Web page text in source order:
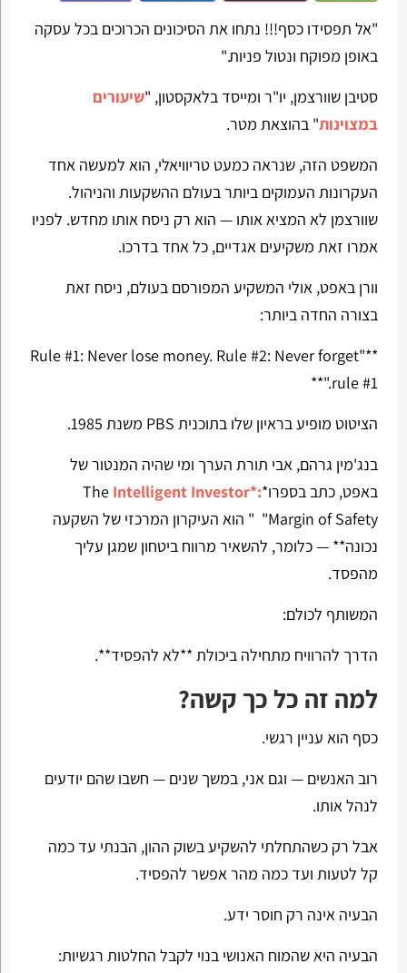
"אל תפסידו כסף!!! נתחו את הסיכונים הכרוכים בכל עסקה
באופן מפוקח ונטול פניות."
סטיבן שוורצמן, יו"ר ומייסד בלאקסטון, "שיעורים
במצוינות" בהוצאת מטר.
המשפט הזה, שנראה כמעט טריוויאלי, הוא למעשה אחד
העקרונות העמוקים ביותר בעולם ההשקעות והניהול.
שוורצמן לא המציא אותו — הוא רק ניסח אותו מחדש. לפניו
אמרו זאת משקיעים אגדיים, כל אחד בדרכו.
וורן באפט, אולי המשקיע המפורסם בעולם, ניסח זאת
בצורה החדה ביותר:
**"Rule #1: Never lose money. Rule #2: Never forget
rule #1."**
הציטוט מופיע בראיון שלו בתוכנית PBS משנת 1985.
בנג'מין גרהם, אבי תורת הערך ומי שהיה המנטור של
באפט, כתב בספרו*TheIntelligent Investor*:
"Margin of Safety" הוא העיקרון המרכזי של השקעה
נכונה** — כלומר, להשאיר מרווח ביטחון שמגן עליך
מהפסד.
המשותף לכולם:
הדרך להרוויח מתחילה ביכולת **לא להפסיד**.
למה זה כל כך קשה?
כסף הוא עניין רגשי.
רוב האנשים — וגם אני, במשך שנים — חשבו שהם יודעים
לנהל אותו.
אבל רק כשהתחלתי להשקיע בשוק ההון, הבנתי עד כמה
קל לטעות ועד כמה מהר אפשר להפסיד.
הבעיה אינה רק חוסר ידע.
הבעיה היא שהמוח האנושי בנוי לקבל החלטות רגשיות: